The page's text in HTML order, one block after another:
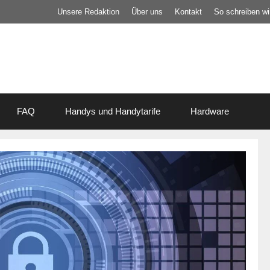
Unsere Redaktion Über uns Kontakt So schreiben
FAQ Handys und Handytarife Hardware